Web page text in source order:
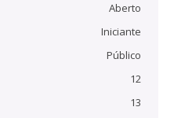
Aberto
Iniciante
Público
12
13